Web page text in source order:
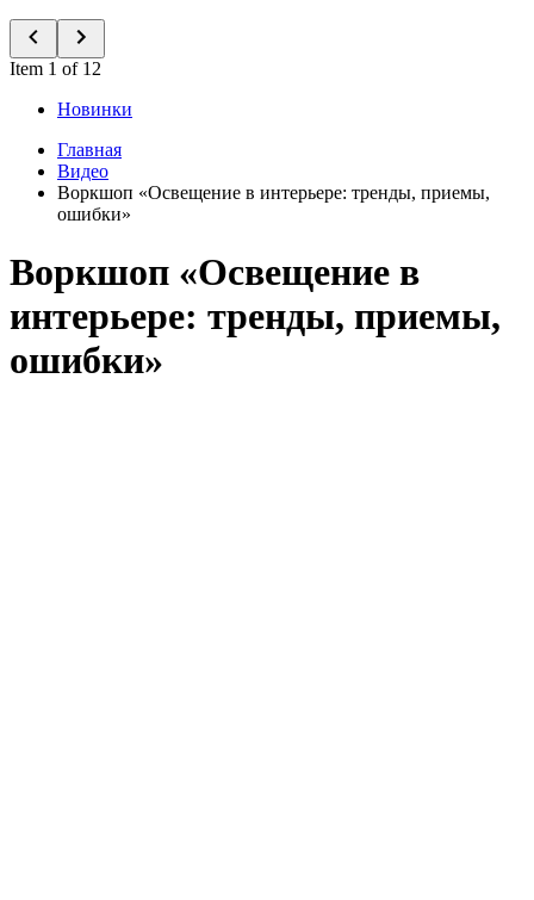
Item 1 of 12
Новинки
Главная
Видео
Воркшоп «Освещение в интерьере: тренды, приемы,
ошибки»
Воркшоп «Освещение в
интерьере: тренды, приемы,
ошибки»